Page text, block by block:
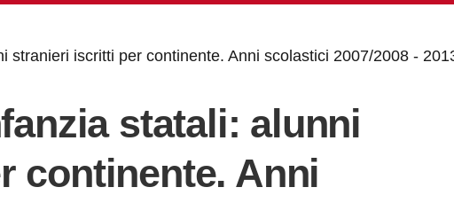
stranieri iscritti per continente. Anni scolastici 2007/2008 -
statali: alunni
continente. Anni